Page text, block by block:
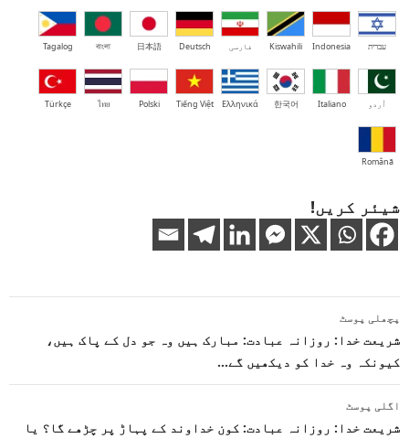
עברית Indonesia
Kiswahili فارسی Deutsch
日本語
বাংলা
Tagalog
اُردو Italiano
한국어
Ελληνικά
Tiếng Việt
Polski
ไทย
Türkçe
Română
شیئر کریں!
پوسٹوں
کی
نیویگیشن
پچھلی پوسٹ
شریعت خدا: روزانہ عبادت: مبارک ہیں وہ جو دل کے پاک ہیں،
کیونکہ وہ خدا کو دیکھیں گے…
اگلی پوسٹ
شریعت خدا: روزانہ عبادت: کون خداوند کے پہاڑ پر چڑھے گا؟ یا